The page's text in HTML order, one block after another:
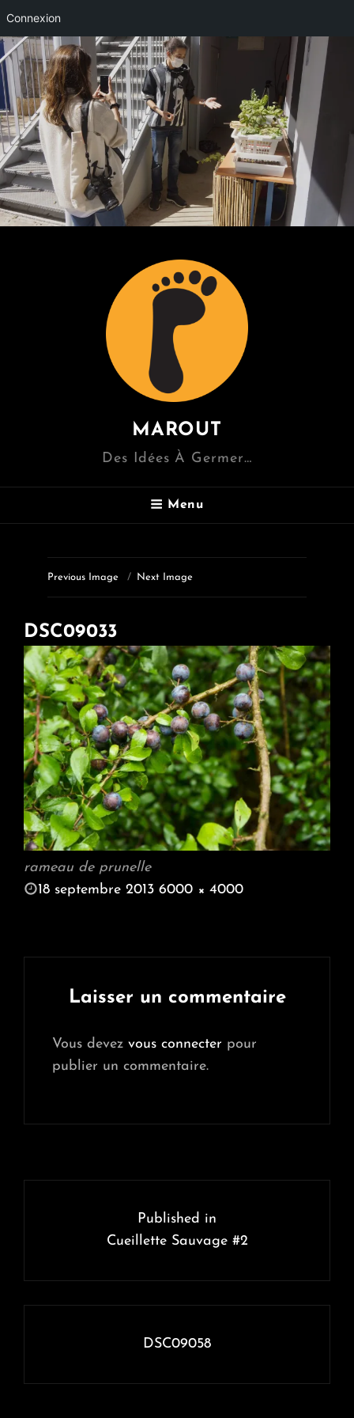
Connexion
MAROUT
Des Idées À Germer…
Menu
Previous Image Next Image
DSC09033
rameau de prunelle
POSTED
18 septembre 2013 6000 × 4000
Laisser un commentaire
Vous devez vous connecter pour
publier un commentaire.
Published in
Cueillette Sauvage #2
DSC09058